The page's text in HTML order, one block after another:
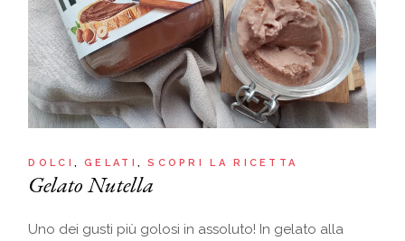
DOLCI GELATI SCOPRI LA RICETTA
Gelato Nutella
Uno dei gusti più golosi in assoluto! In gelato alla